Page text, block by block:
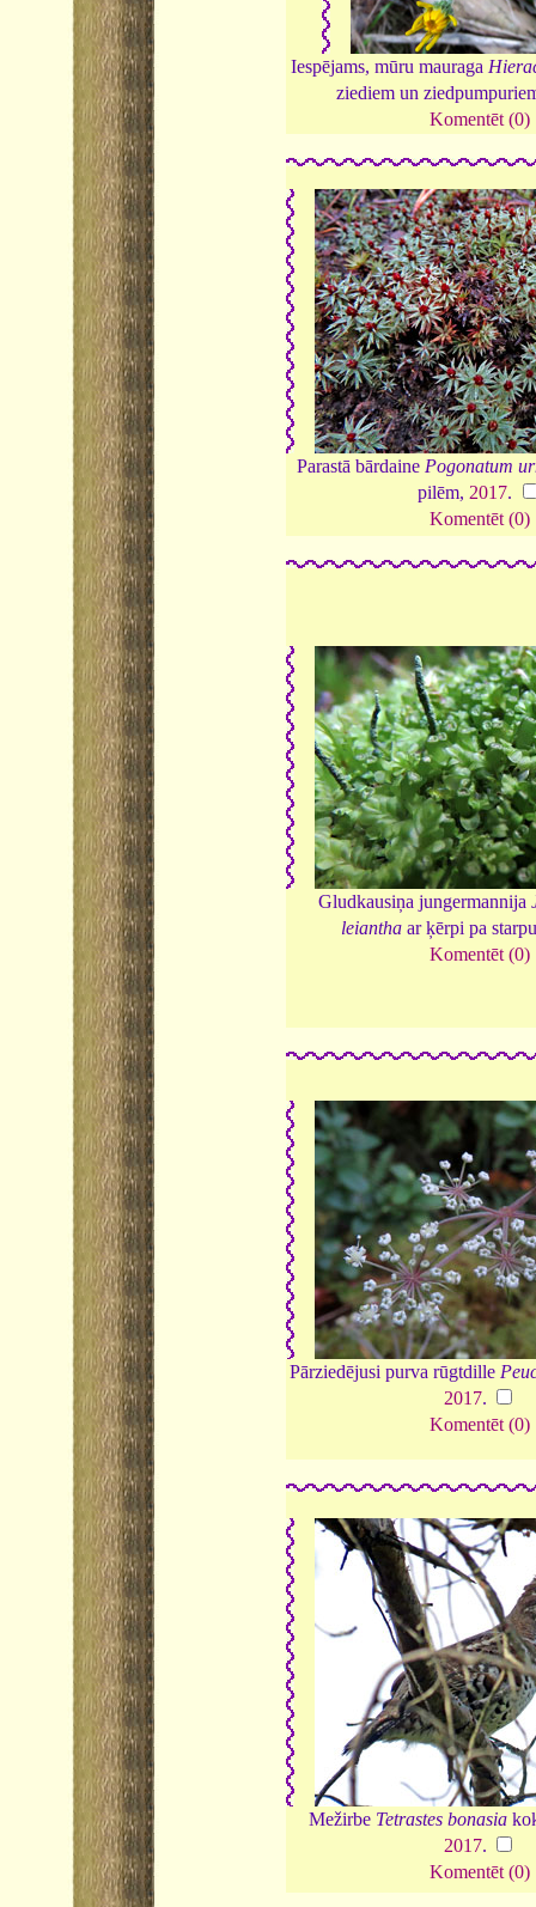
Iespējams, mūru mauraga
ziediem un
Komentēt (0)
Parastā bārdaine Pogonatum
pilēm, 2017.
Komentēt (0)
Gludkausiņa jungermannija
leiantha ar ķērpi pa
Komentēt (0)
Pārziedējusi purva rūgtdille
2017.
Komentēt (0)
Mežirbe Tetrastes bonasia
2017.
Komentēt (0)